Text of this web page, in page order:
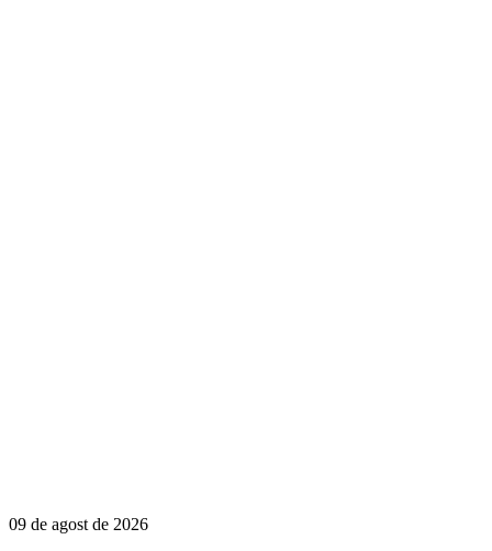
09 de agost de 2026